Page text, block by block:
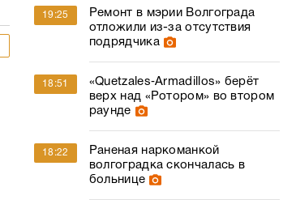
19:25
Ремонт в мэрии Волгограда
отложили из-за отсутствия
подрядчика
18:51
«Quetzales‑Armadillos» берёт
верх над «Ротором» во втором
раунде
18:22
Раненая наркоманкой
волгоградка скончалась в
больнице